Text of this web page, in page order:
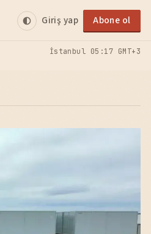
Giriş yap Abone ol
İstanbul 05:17 GMT+3